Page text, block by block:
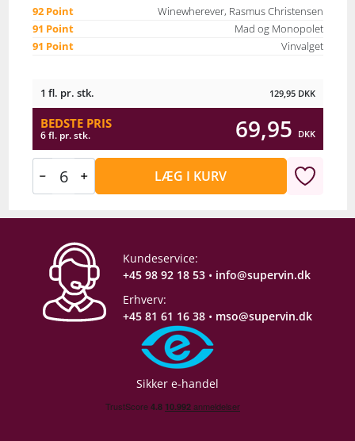
92 Point
Winewherever, Rasmus Christensen
91 Point
Mad og Monopolet
91 Point
Vinvalget
1 fl. pr. stk. 129,95 DKK
BEDSTE PRIS
6 fl. pr. stk. 69,95 DKK
LÆG I KURV
Kundeservice:
+45 98 92 18 53 • info@supervin.dk
Erhverv:
+45 81 61 16 38 • mso@supervin.dk
Sikker e-handel